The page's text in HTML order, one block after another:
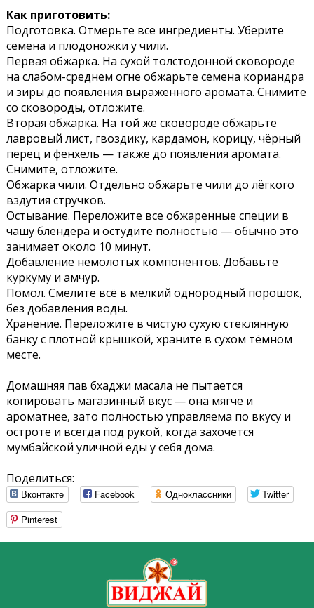
Как приготовить:
Подготовка. Отмерьте все ингредиенты. Уберите
семена и плодоножки у чили.
Первая обжарка. На сухой толстодонной сковороде
на слабом-среднем огне обжарьте семена кориандра
и зиры до появления выраженного аромата. Снимите
со сковороды, отложите.
Вторая обжарка. На той же сковороде обжарьте
лавровый лист, гвоздику, кардамон, корицу, чёрный
перец и фенхель — также до появления аромата.
Снимите, отложите.
Обжарка чили. Отдельно обжарьте чили до лёгкого
вздутия стручков.
Остывание. Переложите все обжаренные специи в
чашу блендера и остудите полностью — обычно это
занимает около 10 минут.
Добавление немолотых компонентов. Добавьте
куркуму и амчур.
Помол. Смелите всё в мелкий однородный порошок,
без добавления воды.
Хранение. Переложите в чистую сухую стеклянную
банку с плотной крышкой, храните в сухом тёмном
месте.
Домашняя пав бхаджи масала не пытается
копировать магазинный вкус — она мягче и
ароматнее, зато полностью управляема по вкусу и
остроте и всегда под рукой, когда захочется
мумбайской уличной еды у себя дома.
Поделиться:
Вконтакте Facebook Одноклассники
Twitter
Pinterest